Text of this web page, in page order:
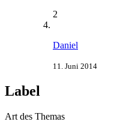
2
Daniel
11. Juni 2014
Label
Art des Themas